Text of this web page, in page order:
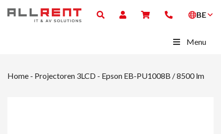
BE
Menu
Home - Projectoren 3LCD - Epson EB-PU1008B / 8500 lm